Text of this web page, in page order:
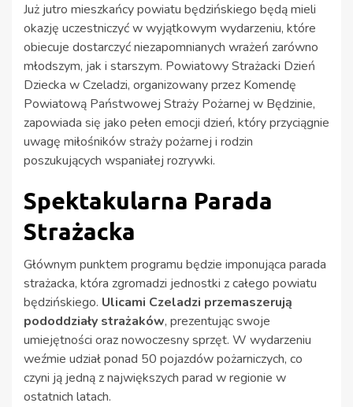
Już jutro mieszkańcy powiatu będzińskiego będą mieli
okazję uczestniczyć w wyjątkowym wydarzeniu, które
obiecuje dostarczyć niezapomnianych wrażeń zarówno
młodszym, jak i starszym. Powiatowy Strażacki Dzień
Dziecka w Czeladzi, organizowany przez Komendę
Powiatową Państwowej Straży Pożarnej w Będzinie,
zapowiada się jako pełen emocji dzień, który przyciągnie
uwagę miłośników straży pożarnej i rodzin
poszukujących wspaniałej rozrywki.
Spektakularna Parada
Strażacka
Głównym punktem programu będzie imponująca parada
strażacka, która zgromadzi jednostki z całego powiatu
będzińskiego. Ulicami Czeladzi przemaszerują
pododdziały strażaków, prezentując swoje
umiejętności oraz nowoczesny sprzęt. W wydarzeniu
weźmie udział ponad 50 pojazdów pożarniczych, co
czyni ją jedną z największych parad w regionie w
ostatnich latach.